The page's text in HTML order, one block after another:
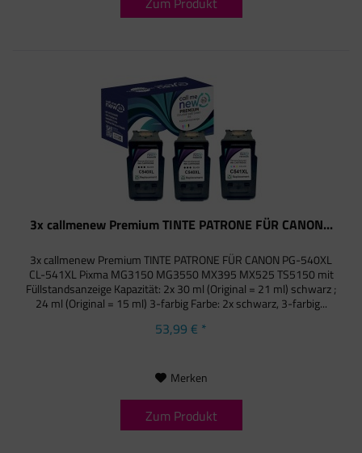
3x callmenew Premium TINTE PATRONE FÜR CANON...
3x callmenew Premium TINTE PATRONE FÜR CANON PG-540XL
CL-541XL Pixma MG3150 MG3550 MX395 MX525 TS5150 mit
Füllstandsanzeige Kapazität: 2x 30 ml (Original = 21 ml) schwarz ;
24 ml (Original = 15 ml) 3-farbig Farbe: 2x schwarz, 3-farbig...
53,99 € *
Merken
Zum Produkt